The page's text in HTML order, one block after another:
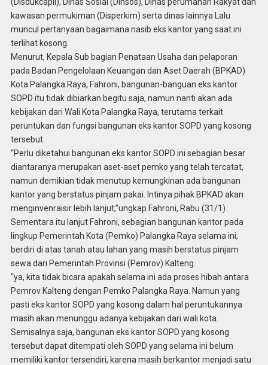
kawasan permukiman (Disperkim) serta dinas lainnya Lalu
muncul pertanyaan bagaimana nasib eks kantor yang saat ini
terlihat kosong.
Menurut, Kepala Sub bagian Penataan Usaha dan pelaporan
pada Badan Pengelolaan Keuangan dan Aset Daerah (BPKAD)
Kota Palangka Raya, Fahroni, bangunan-banguan eks kantor
SOPD itu tidak dibiarkan begitu saja, namun nanti akan ada
kebijakan dari Wali Kota Palangka Raya, terutama terkait
peruntukan dan fungsi bangunan eks kantor SOPD yang kosong
tersebut.
“Perlu diketahui bangunan eks kantor SOPD ini sebagian besar
diantaranya merupakan aset-aset pemko yang telah tercatat,
namun demikian tidak menutup kemungkinan ada bangunan
kantor yang berstatus pinjam pakai. Intinya pihak BPKAD akan
menginvenraisir lebih lanjut,”ungkap Fahroni, Rabu (31/1)
Sementara itu lanjut Fahroni, sebagian bangunan kantor pada
lingkup Pemerintah Kota (Pemko) Palangka Raya selama ini,
berdiri di atas tanah atau lahan yang masih berstatus pinjam
sewa dari Pemerintah Provinsi (Pemrov) Kalteng.
“ya, kita tidak bicara apakah selama ini ada proses hibah antara
Pemrov Kalteng dengan Pemko Palangka Raya. Namun yang
pasti eks kantor SOPD yang kosong dalam hal peruntukannya
masih akan menunggu adanya kebijakan dari wali kota.
Semisalnya saja, bangunan eks kantor SOPD yang kosong
tersebut dapat ditempati oleh SOPD yang selama ini belum
memiliki kantor tersendiri, karena masih berkantor menjadi satu